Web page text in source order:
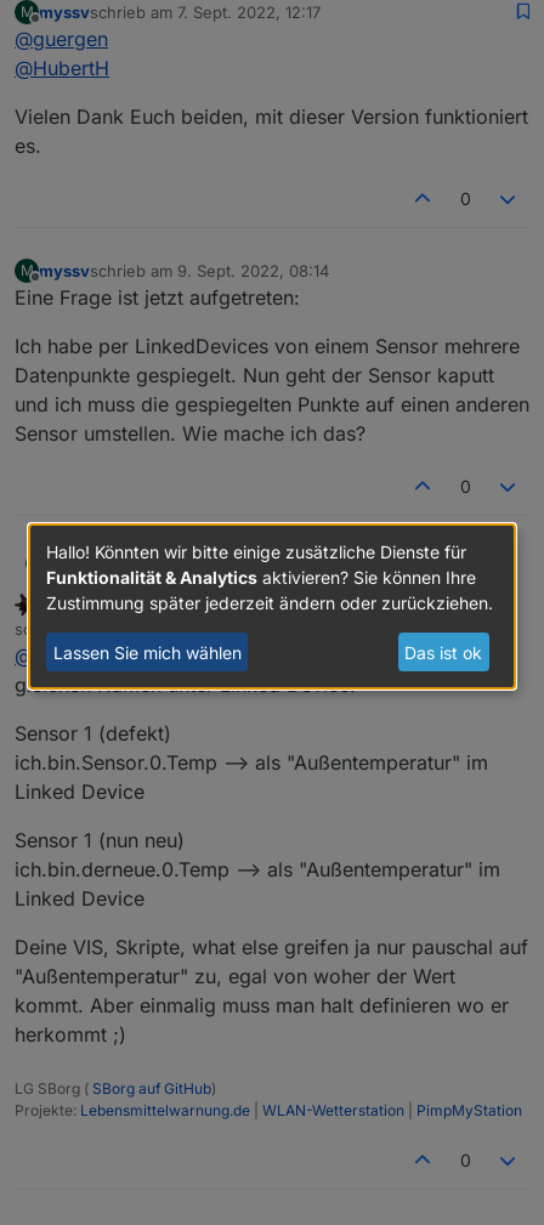
erstellen möchte, dann gibt es da keinen Bereich für
umzustellen, die Option habe ich bei mir nicht:
Was kann ich tun? Alles im Stable Release.
M myssvschrieb am 7. Sept. 2022, 12:17
zuletzt editiert von
@guergen
@HubertH
Vielen Dank Euch beiden, mit dieser Version funktioniert
es.
0
M
Offline
myssvschrieb am 9. Sept. 2022, 08:14
zuletzt editiert von
Eine Frage ist jetzt aufgetreten:
Ich habe per LinkedDevices von einem Sensor mehrere
Datenpunkte gespiegelt. Nun geht der Sensor kaputt
und ich muss die gespiegelten Punkte auf einen anderen
Sensor umstellen. Wie mache ich das?
0
myssv Eine Frage ist jetzt aufgetreten:
Ich habe per LinkedDevices von einem Sensor mehrere
Datenpunkte gespiegelt. Nun geht der Sensor kaputt
und ich muss die gespiegelten Punkte auf einen
SBorg FORUM TESTING MOST ACTIVE
schrieb am9. Sept. 2022, 11:20
zuletzt editiert von
@ myssvBeim neuen Sensor wieder anlegen mit dem
gleichen Namen unter Linked Device.
Sensor 1 (defekt)
ich.bin.Sensor.0.Temp --> als "Außentemperatur" im
Linked Device
Sensor 1 (nun neu)
ich.bin.derneue.0.Temp --> als "Außentemperatur" im
Linked Device
Deine VIS, Skripte, what else greifen ja nur pauschal auf
"Außentemperatur" zu, egal von woher der Wert
kommt. Aber einmalig muss man halt definieren wo er
herkommt ;)
LG SBorg ( SBorg auf GitHub)
Projekte: Lebensmittelwarnung.de WLAN-Wetterstation PimpMyStation
0
Hallo! Könnten wir bitte einige zusätzliche Dienste für
Funktionalität & Analytics aktivieren? Sie können Ihre
Zustimmung später jederzeit ändern oder zurückziehen.
Lassen Sie mich wählen Das ist ok